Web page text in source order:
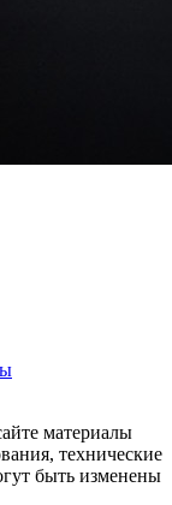
материалы
технические
быть изменены